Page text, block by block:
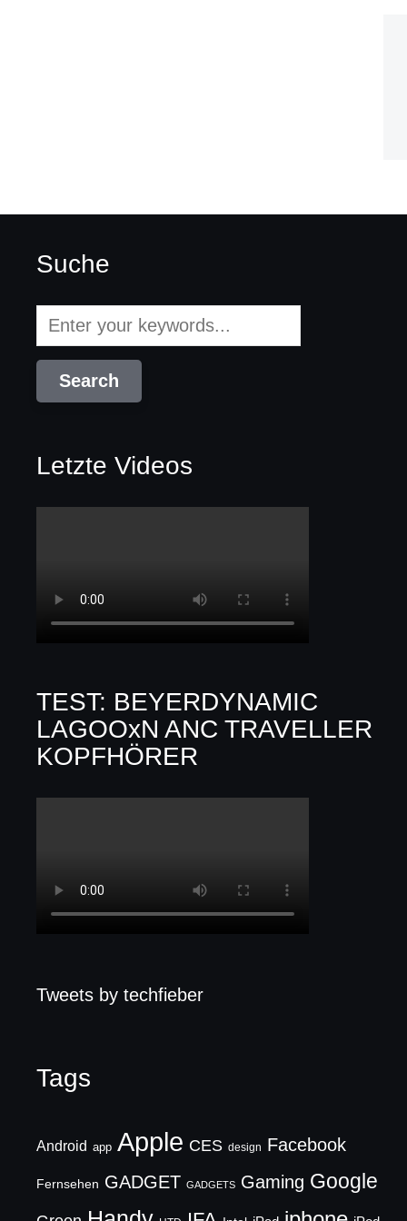
Suche
Letzte Videos
TEST: BEYERDYNAMIC
LAGOOxN ANC TRAVELLER
KOPFHÖRER
Tweets by techfieber
Tags
Android app Apple CES design Facebook
Fernsehen GADGET GADGETS Gaming Google